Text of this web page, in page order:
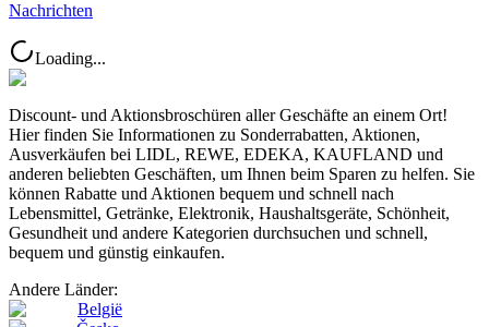
Nachrichten
Loading...
Discount- und Aktionsbroschüren aller Geschäfte an einem Ort!
Hier finden Sie Informationen zu Sonderrabatten, Aktionen,
Ausverkäufen bei LIDL, REWE, EDEKA, KAUFLAND und
anderen beliebten Geschäften, um Ihnen beim Sparen zu helfen. Sie
können Rabatte und Aktionen bequem und schnell nach
Lebensmittel, Getränke, Elektronik, Haushaltsgeräte, Schönheit,
Gesundheit und andere Kategorien durchsuchen und schnell,
bequem und günstig einkaufen.
Andere Länder:
België